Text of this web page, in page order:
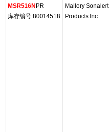
MSR516N PR
库存编号:80014518
Mallory Sonalert
Products Inc